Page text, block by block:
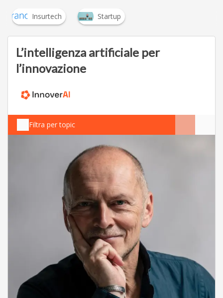
Insurtech Startup
L’intelligenza artificiale per
l’innovazione
Filtra per topic